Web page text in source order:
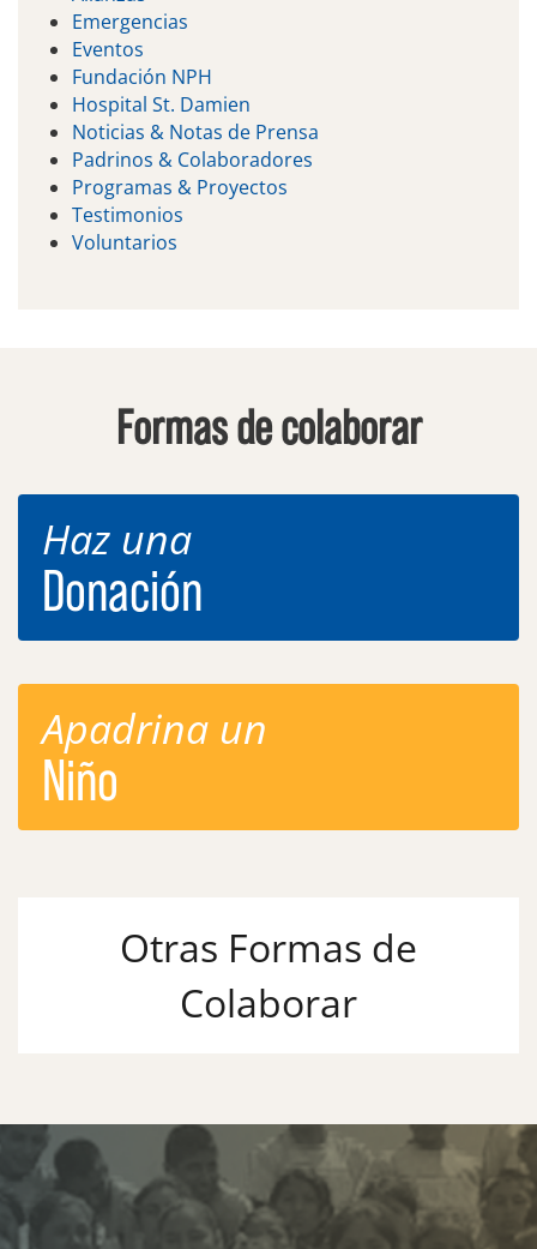
Emergencias
Eventos
Fundación NPH
Hospital St. Damien
Noticias & Notas de Prensa
Padrinos & Colaboradores
Programas & Proyectos
Testimonios
Voluntarios
Formas de colaborar
Haz una
Donación
Apadrina un
Niño
Otras Formas de
Colaborar